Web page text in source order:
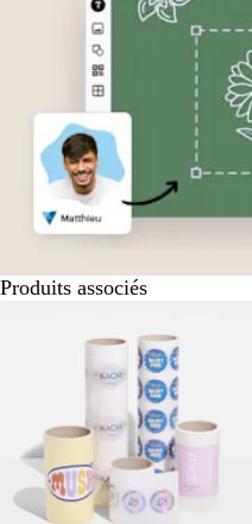
Produits associés